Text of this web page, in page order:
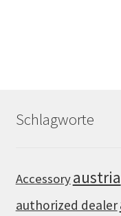
Schlagworte
Accessoryaustria
authorized dealer